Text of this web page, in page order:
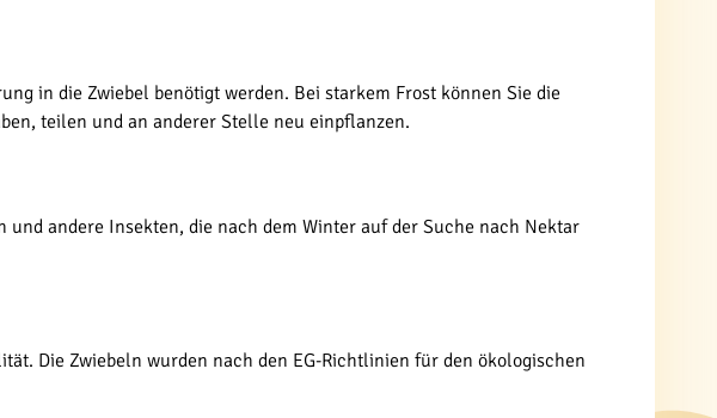
in die Zwiebel benötigt werden. Bei starkem Frost können Sie die
teilen und an anderer Stelle neu einpflanzen.
andere Insekten, die nach dem Winter auf der Suche nach Nektar
Die Zwiebeln wurden nach den EG-Richtlinien für den ökologischen